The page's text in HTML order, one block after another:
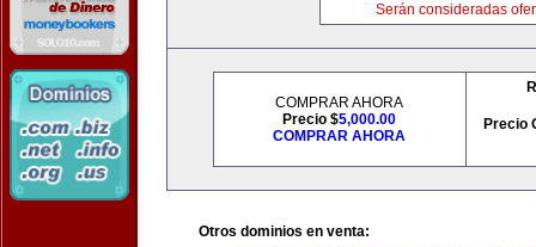
Serán consideradas
COMPRAR AHORA
Precio $5,000.00
COMPRAR AHORA
Precio
Otros dominios en venta: